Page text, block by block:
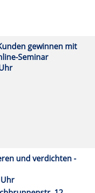
gewinnen mit
Seminar
und verdichten -